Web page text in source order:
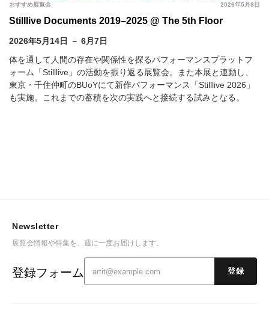
2026年5月8日
おすすめ展覧会
Stilllive Documents 2019–2025 @ The 5th Floor
2026年5月14日 － 6月7日
体を通して人間の存在や関係性を探るパフォーマンスプラットフ
ォーム「Stilllive」の活動を振り返る展覧会。また本展と連動し、
東京・千住仲町のBUoYにて新作パフォーマンス「Stilllive 2026」
も実施。これまでの蓄積を次の実践へと接続する試みとなる。
Newsletter
展覧会情報や特集を、週に一度お届けします。
登録フォーム 登録